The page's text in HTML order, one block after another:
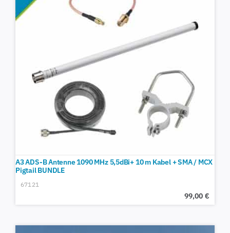
A3 ADS-B Antenne 1090 MHz 5,5dBi+ 10 m Kabel + SMA / MCX
Pigtail BUNDLE
67121
99,00 €